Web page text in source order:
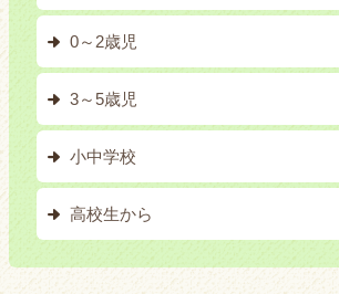
0～2歳児
3～5歳児
小中学校
高校生から